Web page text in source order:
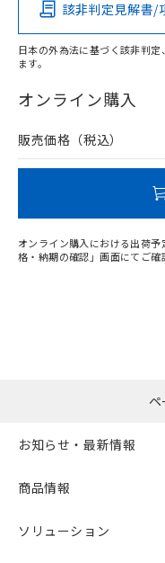
O
在庫等で未対応品が混
問い合わせください。
該非判定見解書/
日本の外為法に基づく該非判
ます。
オンライン購入
販売価格（税込）
オンライン購入における出荷
格・納期の確認」画面にてご確
お知らせ・最新情報
商品情報
ソリューション